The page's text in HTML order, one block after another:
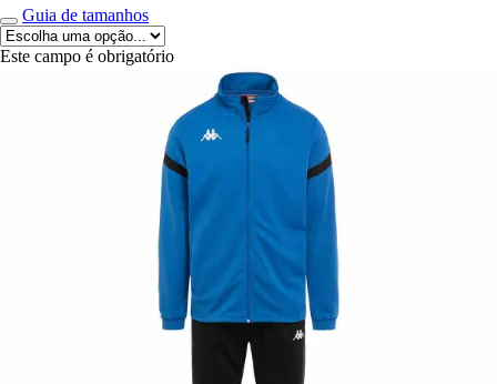
Guia de tamanhos
Este campo é obrigatório